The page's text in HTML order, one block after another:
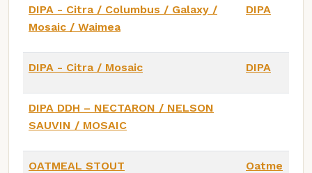
DIPA - Citra / Columbus / Galaxy /
Mosaic / Waimea
DIPA
DIPA - Citra / Mosaic DIPA
DIPA DDH – NECTARON / NELSON
SAUVIN / MOSAIC
OATMEAL STOUT
Oatme